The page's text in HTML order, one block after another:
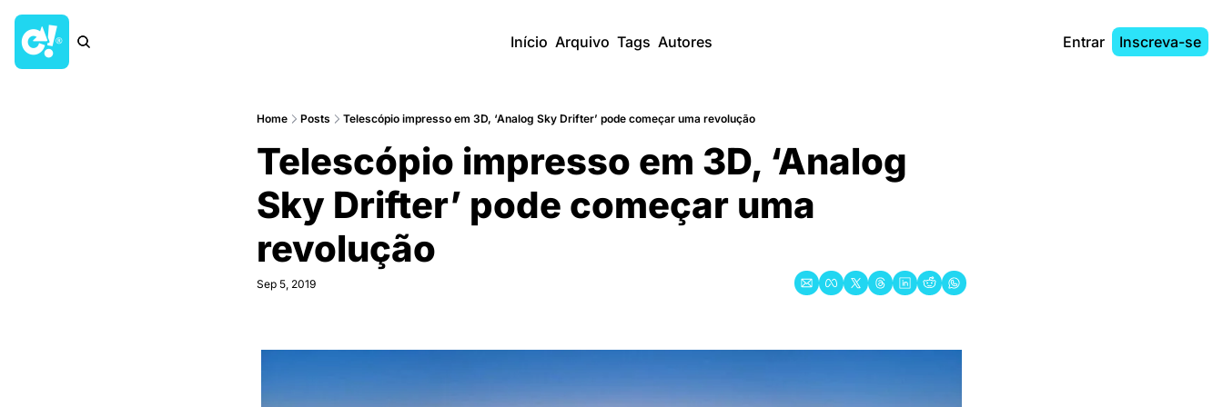
Início Arquivo Tags Autores Entrar Inscreva-se
Home Posts Telescópio impresso em 3D, ‘Analog Sky Drifter’ pode começar uma revolução
Telescópio impresso em 3D, ‘Analog
Sky Drifter’ pode começar uma
revolução
Sep 5, 2019